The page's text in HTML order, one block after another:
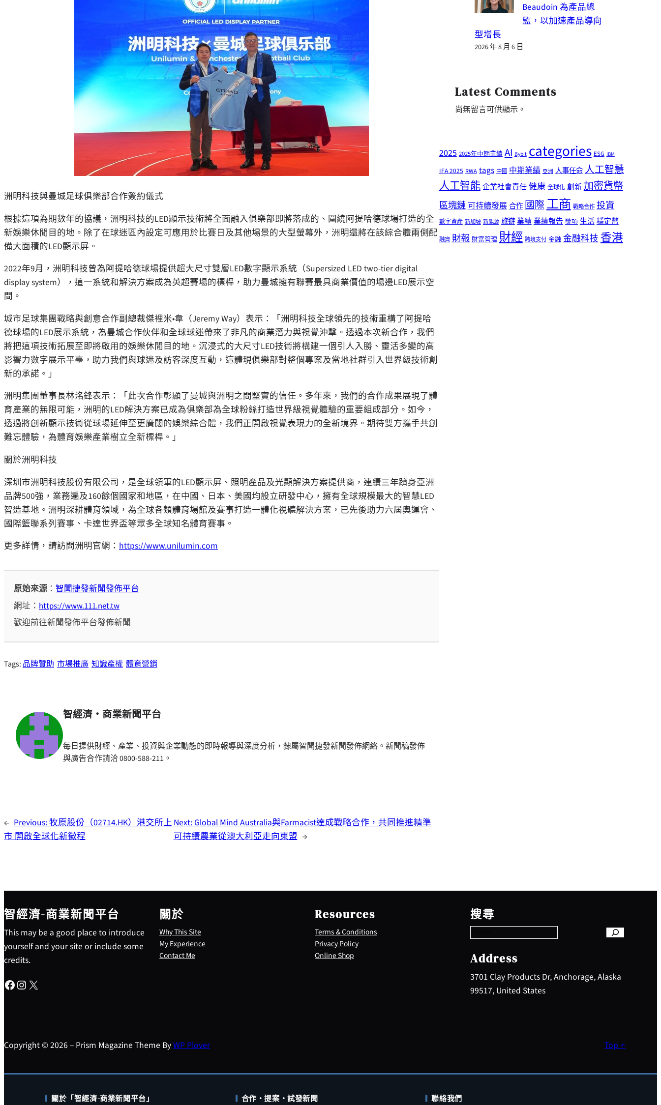
洲明科技與曼城足球俱樂部合作簽約儀式
根據這項為期數年的協議，洲明科技的LED顯示技術將全面融入俱樂部即將落成的、圍繞阿提哈德球場打造的全
新娛樂休閒目的地。除了在球迷區內設定可應用於比賽日及其他場景的大型螢幕外，洲明還將在該綜合體兩側配
備大面積的LED顯示屏。
2022年9月，洲明科技曾為阿提哈德球場提供超大尺寸雙層LED數字顯示系統（Supersized LED two-tier digital
display system），這一系統和解決方案成為英超賽場的標桿，助力曼城擁有聯賽最具商業價值的場邊LED展示空
間。
城市足球集團戰略與創意合作副總裁傑裡米•韋（Jeremy Way）表示：「洲明科技全球領先的技術重構了阿提哈
德球場的LED展示系統，為曼城合作伙伴和全球球迷帶來了非凡的商業潛力與視覺沖擊。透過本次新合作，我們
將把這項技術拓展至即將啟用的娛樂休閒目的地。沉浸式的大尺寸LED技術將構建一個引人入勝、靈活多變的高
影響力數字展示平臺，助力我們與球迷及訪客深度互動，這體現俱樂部對整個專案及當地社群引入世界級技術創
新的承諾。」
洲明集團董事長林洺鋒表示：「此次合作彰顯了曼城與洲明之間堅實的信任。多年來，我們的合作成果展現了體
育產業的無限可能，洲明的LED解決方案已成為俱樂部為全球粉絲打造世界級視覺體驗的重要組成部分。如今，
透過將創新顯示技術從球場延伸至更廣闊的娛樂綜合體，我們正開啟視覺表現力的全新境界。期待雙方攜手共創
難忘體驗，為體育娛樂產業樹立全新標桿。」
關於洲明科技
深圳市洲明科技股份有限公司，是全球領軍的LED顯示屏、照明產品及光顯解決方案提供商，連續三年躋身亞洲
品牌500強，業務遍及160餘個國家和地區，在中國、日本、美國均設立研發中心，擁有全球規模最大的智慧LED
智造基地。洲明深耕體育領域，為全球各類體育場館及賽事打造一體化視聽解決方案，已先後助力六屆奧運會、
國際籃聯系列賽事、卡達世界盃等眾多全球知名體育賽事。
更多詳情，請訪問洲明官網： https://www.unilumin.com
原始來源 ：智聞捷發新聞發佈平台
網址： https://www.111.net.tw
歡迎前往新聞發佈平台發佈新聞
Tags: 品牌贊助 市場推廣 知識產權 體育營銷
智經濟・商業新聞平台
每日提供財經、產業、投資與企業動態的即時報導與深度分析，隸屬智聞捷發新聞發佈網絡。新聞稿發佈
與廣告合作請洽 0800-588-211。
← Previous:牧原股份（02714.HK）港交所上
市 開啟全球化新徵程
Next: Global Mind Australia與Farmacist達成戰略合作，共同推進精準
可持續農業從澳大利亞走向東盟 →
Beaudoin 為產品總
監，以加速產品導向
型增長
2026 年 8 月 6 日
Latest Comments
尚無留言可供顯示。
2025 2025年中期業績 AI Bybit categories ESG IBM
IFA 2025 RWA tags 中國 中期業績 亞洲 人事任命人工智慧
人工智能企業社會責任健康 全球化 創新 加密貨幣
區塊鏈可持續發展合作國際工商 戰略合作 投資
數字資產 新加坡 新能源 旅遊業績業績報告 獎項 生活穩定幣
融資 財報 財富管理 財經 跨境支付 金融 金融科技香港
智經濟-商業新聞平台
This may be a good place to introduce
yourself and your site or include some
credits.
Facebook Instagram X
關於
Why This Site
My Experience
Contact Me
Resources
Terms & Conditions
Privacy Policy
Online Shop
搜尋
e
a
c
h
Address
3701 Clay Products Dr, Anchorage, Alaska
99517, United States
Copyright © 2026 – Prism Magazine Theme ByWP Plover Top ↑
關於「智經濟-商業新聞平台」 合作・提案・試發新聞 聯絡我們